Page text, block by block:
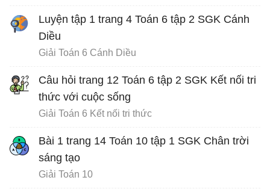
Luyện tập 1 trang 4 Toán 6 tập 2 SGK Cánh
Diều
Giải Toán 6 Cánh Diều
Câu hỏi trang 12 Toán 6 tập 2 SGK Kết nối tri
thức với cuộc sống
Giải Toán 6 Kết nối tri thức
Bài 1 trang 14 Toán 10 tập 1 SGK Chân trời
sáng tạo
Giải Toán 10